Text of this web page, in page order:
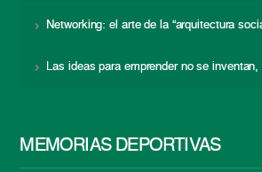
Networking: el arte de la “arquitectura
Las ideas para emprender no se
MEMORIAS DEPORTIVAS